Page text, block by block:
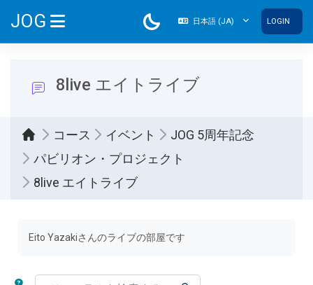
JOG 日本語 ‎(JA)‎ LOGIN
8live エイトライブ
コース イベント
JOG 5周年記念
パビリオン・プロジェクト
8live エイトライブ
Eito Yazakiさんのライブの部屋です